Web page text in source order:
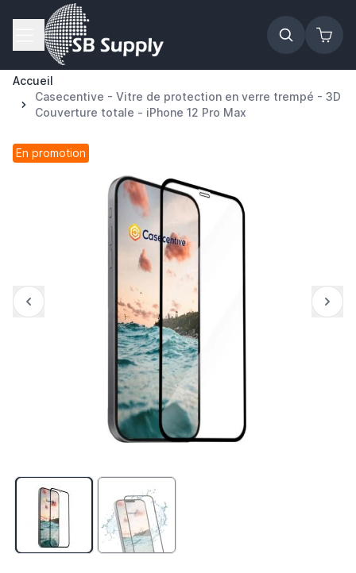
Allez au contenu
Accueil
Casecentive - Vitre de protection en verre trempé - 3D
Couverture totale - iPhone 12 Pro Max
En promotion